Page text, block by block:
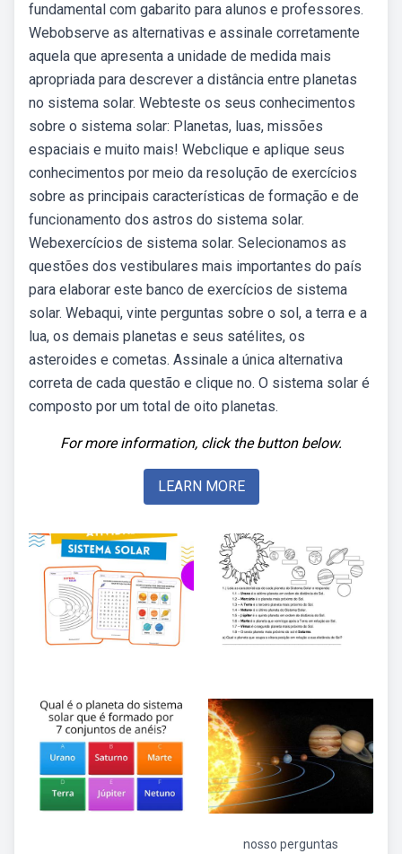
fundamental com gabarito para alunos e professores.
Webobserve as alternativas e assinale corretamente
aquela que apresenta a unidade de medida mais
apropriada para descrever a distância entre planetas
no sistema solar. Webteste os seus conhecimentos
sobre o sistema solar: Planetas, luas, missões
espaciais e muito mais! Webclique e aplique seus
conhecimentos por meio da resolução de exercícios
sobre as principais características de formação e de
funcionamento dos astros do sistema solar.
Webexercícios de sistema solar. Selecionamos as
questões dos vestibulares mais importantes do país
para elaborar este banco de exercícios de sistema
solar. Webaqui, vinte perguntas sobre o sol, a terra e a
lua, os demais planetas e seus satélites, os
asteroides e cometas. Assinale a única alternativa
correta de cada questão e clique no. O sistema solar é
composto por um total de oito planetas.
For more information, click the button below.
LEARN MORE
nosso perguntas